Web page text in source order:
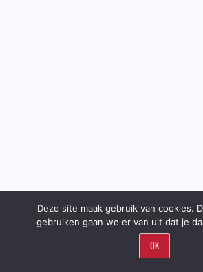
Deze site maak gebruik van cookies.
gebruiken gaan we er van uit dat je
OK